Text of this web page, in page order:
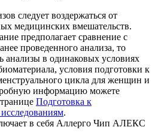
следует воздержаться от
медицинских вмешательств.
предполагает сравнение с
проведенного анализа, то
анализы в одинаковых условиях
условия подготовки к
цикла для женщин и
информацию можете
Подготовка к
.
в себя Аллерго Чип АЛЕКС